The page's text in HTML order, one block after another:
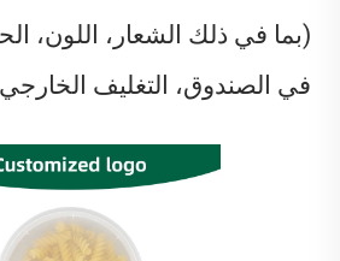
(بما في ذلك الشعار، اللون،
في الصندوق، التغليف